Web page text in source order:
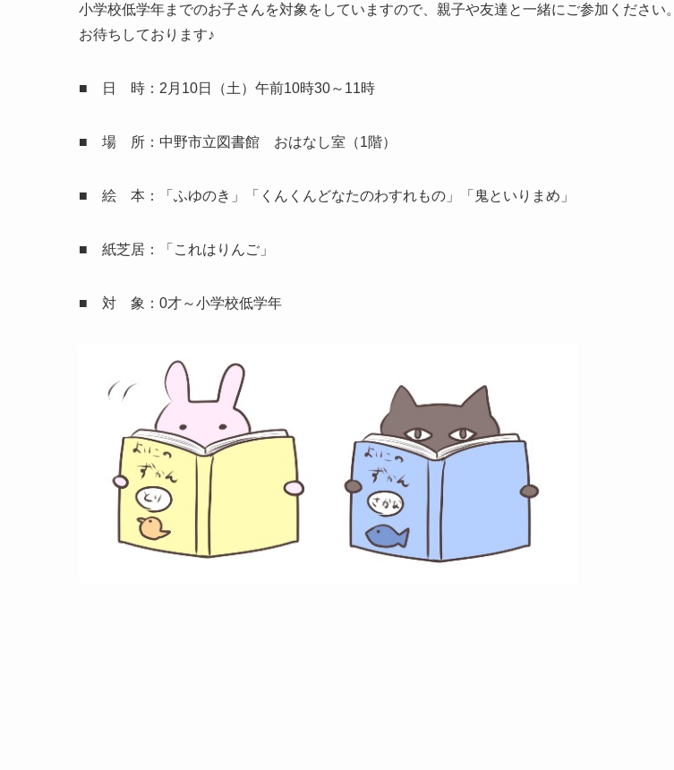
小学校低学年までのお子さんを対象をしていますので、親子や友達と一緒にご参加ください。
お待ちしております♪
■ 日 時：2月10日（土）午前10時30～11時
■ 場 所：中野市立図書館 おはなし室（1階）
■ 絵 本：「ふゆのき」「くんくんどなたのわすれもの」「鬼といりまめ」
■ 紙芝居：「これはりんご」
■ 対 象：0才～小学校低学年